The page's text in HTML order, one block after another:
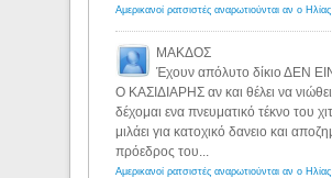
ΜΑΚΔΟΣ
Έχουν απόλυτο δίκιο ΔΕΝ
Ο ΚΑΣΙΔΙΑΡΗΣ αν και θέλει να
δέχομαι ενα πνευματικό τέκνο του
μιλάει για κατοχικό δανειο και
πρόεδρος του...